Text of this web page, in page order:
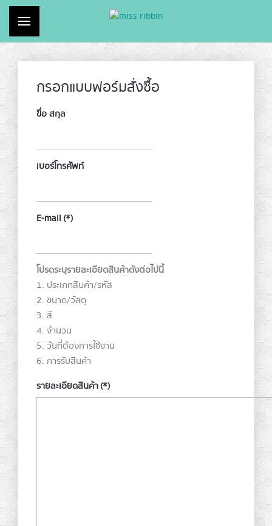
ไม่มีสินค้าในตระกร้า
กรอกแบบฟอร์มสั่งซื้อ
ขื่อ สกุล
เบอร์โทรศัพท์
E-mail (*)
โปรดระบุรายละเอียดสินค้าดังต่อไปนี้
1. ประเภทสินค้า/รหัส
2. ขนาด/วัสดุ
3. สี
4. จำนวน
5. วันที่ต้องการใช้งาน
6. การรับสินค้า
รายละเอียดสินค้า(*)